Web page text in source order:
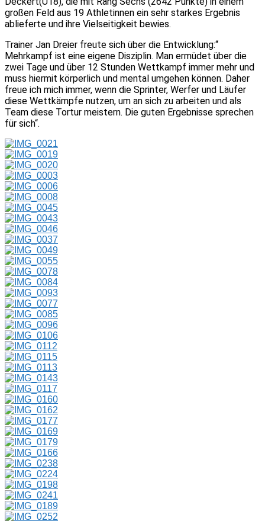
großen Feld aus 19 Athletinnen ein sehr starkes Ergebnis
ablieferte und ihre Vielseitigkeit bewies.
Trainer Jan Dreier freute sich über die Entwicklung:“
Mehrkampf ist eine eigene Disziplin. Man ermüdet über die
zwei Tage und über 12 Stunden Wettkampf immer mehr und
muss hiermit körperlich und mental umgehen können. Daher
freue ich mich immer, wenn die Sprinter, Werfer und Läufer
diese Wettkämpfe nutzen, um an sich zu arbeiten und als
Team diese Tortur meistern. Die guten Ergebnisse sprechen
für sich“.